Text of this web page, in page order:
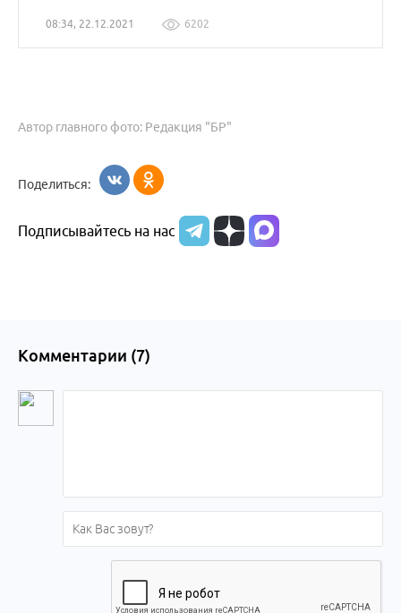
08:34, 22.12.2021 6202
Автор главного фото: Редакция "БР"
Поделиться:
Подписывайтесь на нас
Комментарии (7)